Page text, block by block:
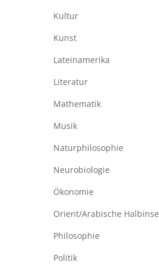
Kultur
Kunst
Lateinamerika
Literatur
Mathematik
Musik
Naturphilosophie
Neurobiologie
Ökonomie
Orient/Arabische
Philosophie
Politik